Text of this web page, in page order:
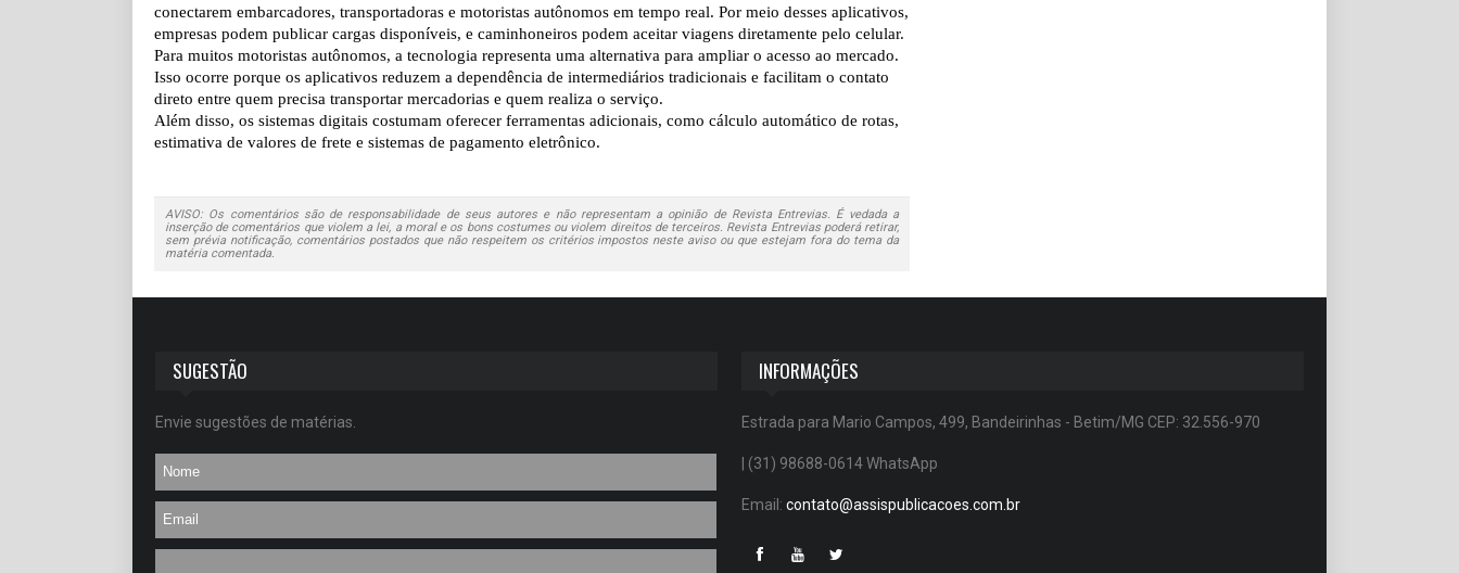
conectarem embarcadores, transportadoras e motoristas autônomos em tempo real. Por meio desses aplicativos,
empresas podem publicar cargas disponíveis, e caminhoneiros podem aceitar viagens diretamente pelo celular.
Para muitos motoristas autônomos, a tecnologia representa uma alternativa para ampliar o acesso ao mercado.
Isso ocorre porque os aplicativos reduzem a dependência de intermediários tradicionais e facilitam o contato
direto entre quem precisa transportar mercadorias e quem realiza o serviço.
Além disso, os sistemas digitais costumam oferecer ferramentas adicionais, como cálculo automático de rotas,
estimativa de valores de frete e sistemas de pagamento eletrônico.
AVISO: Os comentários são de responsabilidade de seus autores e não representam a opinião de Revista Entrevias. É vedada a
inserção de comentários que violem a lei, a moral e os bons costumes ou violem direitos de terceiros. Revista Entrevias poderá retirar,
sem prévia notificação, comentários postados que não respeitem os critérios impostos neste aviso ou que estejam fora do tema da
matéria comentada.
SUGESTÃO
Envie sugestões de matérias.
INFORMAÇÕES
Estrada para Mario Campos, 499, Bandeirinhas - Betim/MG CEP: 32.556-970
| (31) 98688-0614 WhatsApp
Email: contato@assispublicacoes.com.br